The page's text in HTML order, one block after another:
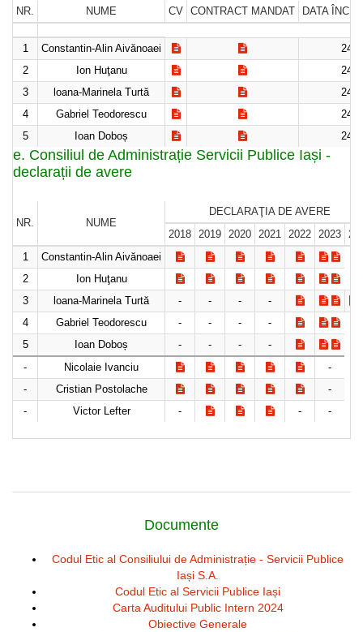
NR. NUME CV CONTRACT MANDAT DATA
1 Constantin-Alin Aivănoaei
2
Ion Huţanu
3
loana-Marinela Turtă
4
Gabriel Teodorescu
5
Ioan Doboș
e. Consiliul de Administrație Servicii Publice Iași -
declarații de avere
NR. NUME
DECLARAŢIA DE AVERE
2018
2019 2020 2021 2022 2023
1
Constantin-Alin Aivănoaei
2
Ion Huţanu
3
loana-Marinela Turtă - - -
-
4
Gabriel Teodorescu - - -
-
5
Ioan Doboș - - -
-
-
Nicolaie Ivanciu
-
-
Cristian Postolache
-
-
Victor Lefter - - -
Documente
Codul Etic al Consiliului de Administrație - Servicii Publice
Iași S.A.
Codul Etic al Servicii Publice Iași
Carta Auditului Public Intern 2024
Obiective Generale